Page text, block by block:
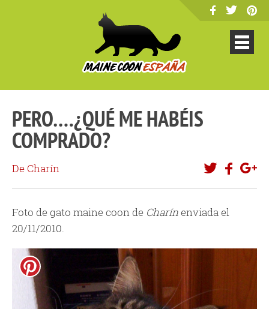
PERO….¿QUÉ ME HABÉIS
COMPRADO?
De Charín
Foto de gato maine coon de Charínenviada el
20/11/2010.